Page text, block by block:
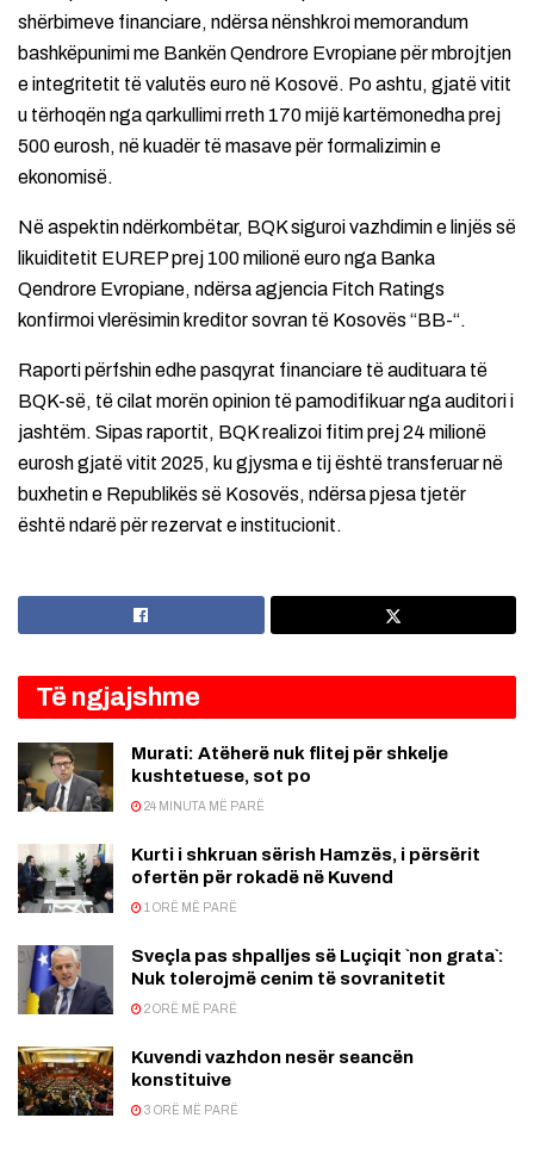
shërbimeve financiare, ndërsa nënshkroi memorandum
bashkëpunimi me Bankën Qendrore Evropiane për mbrojtjen
e integritetit të valutës euro në Kosovë. Po ashtu, gjatë vitit
u tërhoqën nga qarkullimi rreth 170 mijë kartëmonedha prej
500 eurosh, në kuadër të masave për formalizimin e
ekonomisë.
Në aspektin ndërkombëtar, BQK siguroi vazhdimin e linjës së
likuiditetit EUREP prej 100 milionë euro nga Banka
Qendrore Evropiane, ndërsa agjencia Fitch Ratings
konfirmoi vlerësimin kreditor sovran të Kosovës “BB-“.
Raporti përfshin edhe pasqyrat financiare të audituara të
BQK-së, të cilat morën opinion të pamodifikuar nga auditori i
jashtëm. Sipas raportit, BQK realizoi fitim prej 24 milionë
eurosh gjatë vitit 2025, ku gjysma e tij është transferuar në
buxhetin e Republikës së Kosovës, ndërsa pjesa tjetër
është ndarë për rezervat e institucionit.
Të ngjajshme
Murati: Atëherë nuk flitej për shkelje
kushtetuese, sot po
24 MINUTA MË PARË
Kurti i shkruan sërish Hamzës, i përsërit
ofertën për rokadë në Kuvend
1 ORË MË PARË
Sveçla pas shpalljes së Luçiqit `non grata`:
Nuk tolerojmë cenim të sovranitetit
2 ORË MË PARË
Kuvendi vazhdon nesër seancën
konstituive
3 ORË MË PARË